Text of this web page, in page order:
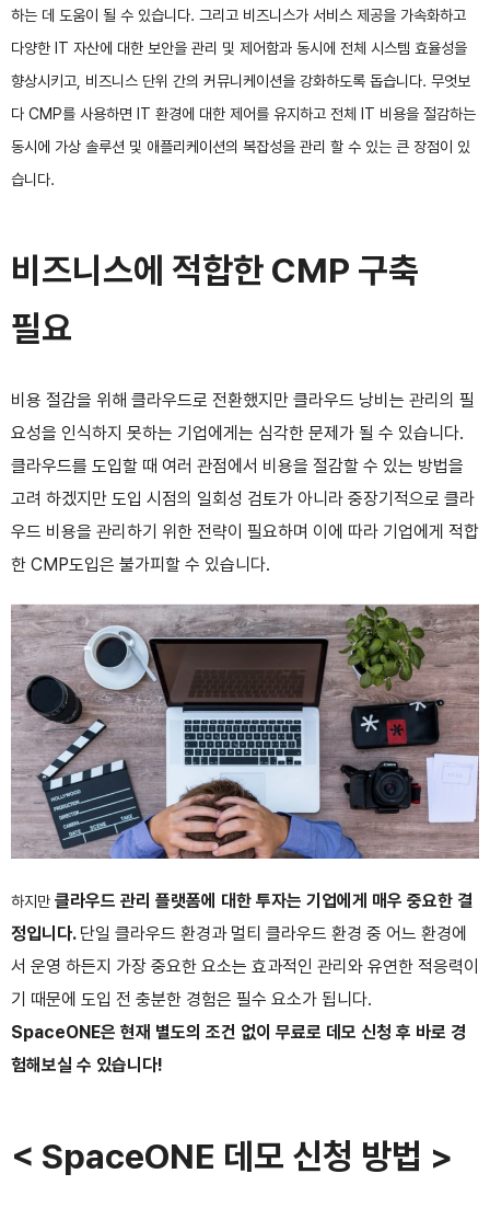
하는 데 도움이 될 수 있습니다. 그리고 비즈니스가 서비스 제공을 가속화하고
다양한 IT 자산에 대한 보안을 관리 및 제어함과 동시에 전체 시스템 효율성을
향상시키고, 비즈니스 단위 간의 커뮤니케이션을 강화하도록 돕습니다. 무엇보
다 CMP를 사용하면 IT 환경에 대한 제어를 유지하고 전체 IT 비용을 절감하는
동시에 가상 솔루션 및 애플리케이션의 복잡성을 관리 할 수 있는 큰 장점이 있
습니다.
비즈니스에 적합한 CMP 구축
필요
비용 절감을 위해 클라우드로 전환했지만 클라우드 낭비는 관리의 필
요성을 인식하지 못하는 기업에게는 심각한 문제가 될 수 있습니다.
클라우드를 도입할 때 여러 관점에서 비용을 절감할 수 있는 방법을
고려 하겠지만 도입 시점의 일회성 검토가 아니라 중장기적으로 클라
우드 비용을 관리하기 위한 전략이 필요하며 이에 따라 기업에게 적합
한 CMP도입은 불가피할 수 있습니다.
하지만 클라우드 관리 플랫폼에 대한 투자는 기업에게 매우 중요한 결
정입니다. 단일 클라우드 환경과 멀티 클라우드 환경 중 어느 환경에
서 운영 하든지 가장 중요한 요소는 효과적인 관리와 유연한 적응력이
기 때문에 도입 전 충분한 경험은 필수 요소가 됩니다.
SpaceONE은 현재 별도의 조건 없이 무료로 데모 신청 후 바로 경
험해보실 수 있습니다!
< SpaceONE 데모 신청 방법 >